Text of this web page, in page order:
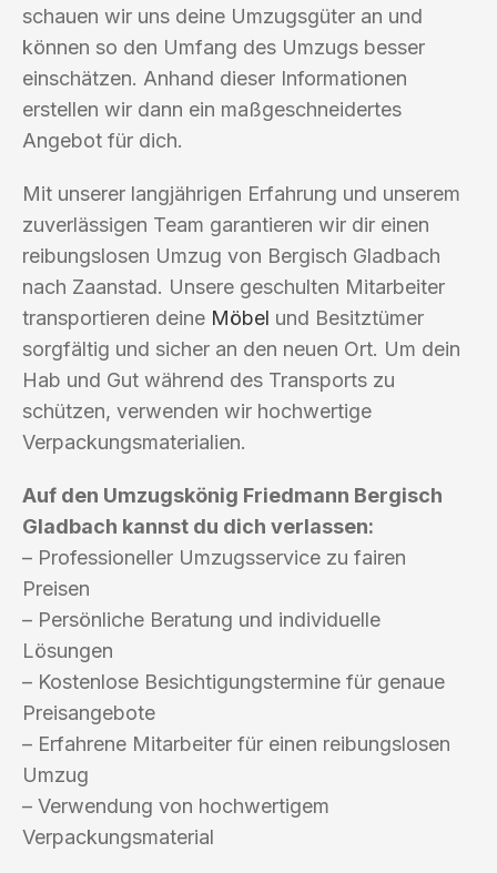
schauen wir uns deine Umzugsgüter an und
können so den Umfang des Umzugs besser
einschätzen. Anhand dieser Informationen
erstellen wir dann ein maßgeschneidertes
Angebot für dich.
Mit unserer langjährigen Erfahrung und unserem
zuverlässigen Team garantieren wir dir einen
reibungslosen Umzug von Bergisch Gladbach
nach Zaanstad. Unsere geschulten Mitarbeiter
transportieren deine Möbel und Besitztümer
sorgfältig und sicher an den neuen Ort. Um dein
Hab und Gut während des Transports zu
schützen, verwenden wir hochwertige
Verpackungsmaterialien.
Auf den Umzugskönig Friedmann Bergisch
Gladbach kannst du dich verlassen:
– Professioneller Umzugsservice zu fairen
Preisen
– Persönliche Beratung und individuelle
Lösungen
– Kostenlose Besichtigungstermine für genaue
Preisangebote
– Erfahrene Mitarbeiter für einen reibungslosen
Umzug
– Verwendung von hochwertigem
Verpackungsmaterial